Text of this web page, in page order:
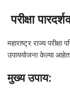
परीक्षा
महाराष्ट्र राज्य
उपाययोजना केल्या
मुख्य उपाय: